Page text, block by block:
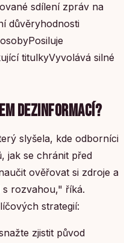
sdílení zpráv na
důvěryhodnosti
titulkyVyvolává silné
DEZINFORMACÍ?
slyšela, kde odborníci
jak se chránit před
ověřovat si zdroje a
s rozvahou," říká.
strategií:
zjistit původ